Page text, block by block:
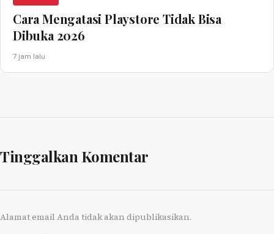
Cara Mengatasi Playstore Tidak Bisa
Dibuka 2026
7 jam lalu
Tinggalkan Komentar
Alamat email Anda tidak akan dipublikasikan.